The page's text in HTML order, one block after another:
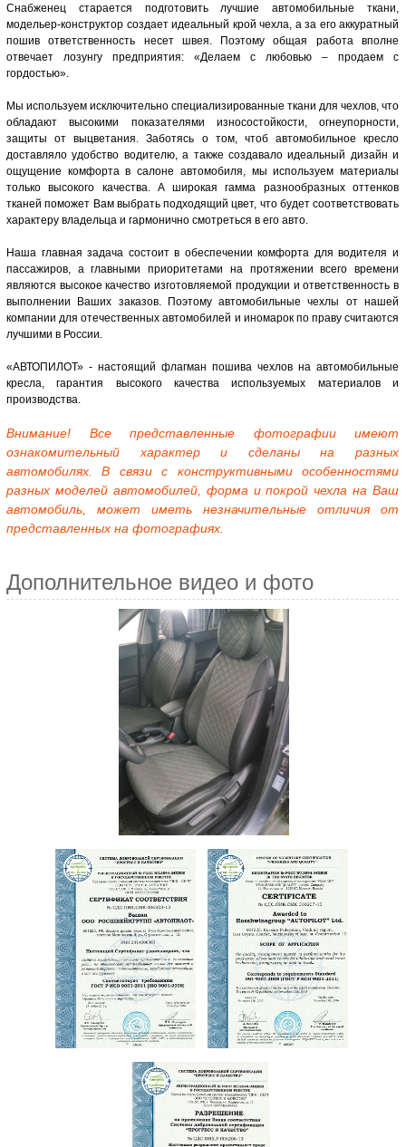
Снабженец старается подготовить лучшие автомобильные ткани,
модельер-конструктор создает идеальный крой чехла, а за его аккуратный
пошив ответственность несет швея. Поэтому общая работа вполне
отвечает лозунгу предприятия: «Делаем с любовью – продаем с
гордостью».
Мы используем исключительно специализированные ткани для чехлов, что
обладают высокими показателями износостойкости, огнеупорности,
защиты от выцветания. Заботясь о том, чтоб автомобильное кресло
доставляло удобство водителю, а также создавало идеальный дизайн и
ощущение комфорта в салоне автомобиля, мы используем материалы
только высокого качества. А широкая гамма разнообразных оттенков
тканей поможет Вам выбрать подходящий цвет, что будет соответствовать
характеру владельца и гармонично смотреться в его авто.
Наша главная задача состоит в обеспечении комфорта для водителя и
пассажиров, а главными приоритетами на протяжении всего времени
являются высокое качество изготовляемой продукции и ответственность в
выполнении Ваших заказов. Поэтому автомобильные чехлы от нашей
компании для отечественных автомобилей и иномарок по праву считаются
лучшими в России.
«АВТОПИЛОТ» - настоящий флагман пошива чехлов на автомобильные
кресла, гарантия высокого качества используемых материалов и
производства.
Внимание! Все представленные фотографии имеют
ознакомительный характер и сделаны на разных
автомобилях. В связи с конструктивными особенностями
разных моделей автомобилей, форма и покрой чехла на Ваш
автомобиль, может иметь незначительные отличия от
представленных на фотографиях.
Дополнительное видео и фото